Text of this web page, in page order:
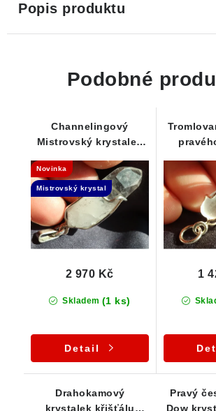
Popis produktu
Podobné
Channelingový
Mistrovský krystalek
Fantomu
Novinka
Mistrovský krystal
Skladem (1 ks)
2 970 Kč
Detail
1
Drahokamový
krystalek křišťálu
Pravý
Dow